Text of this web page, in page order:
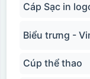
Cáp Sạc in
Biểu trưng -
Cúp thể thao